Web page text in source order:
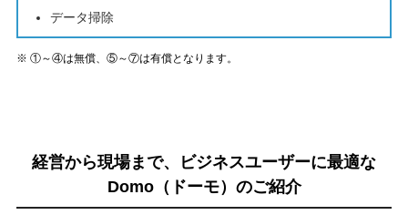
データ掃除
※ ①～④は無償、⑤～⑦は有償となります。
経営から現場まで、
ビジネスユーザーに最適な
Domo（ドーモ）のご紹介